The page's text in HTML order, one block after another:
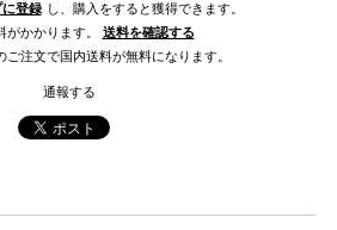
に登録 し、購入をすると獲得できます。
かかります。
送料を確認する
注文で国内送料が無料になります。
通報する